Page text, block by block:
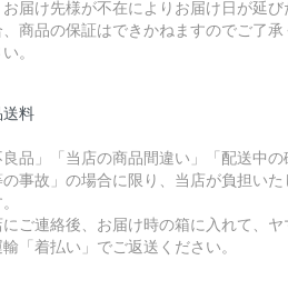
お届け先様が不在によりお届け日が延び
商品の保証はできかねますのでご了承
。
料
良品」「当店の商品間違い」「配送中の
事故」の場合に限り、当店が負担いた
にご連絡後、お届け時の箱に入れて、ヤ
輸「着払い」でご返送ください。